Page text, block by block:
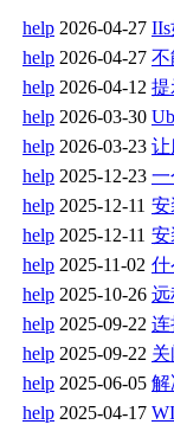
help 2026-04-27
help 2026-04-27 不
help 2026-04-12 提
help 2026-03-30
help 2026-03-23 让
help 2025-12-23 一
help 2025-12-11 安
help 2025-12-11 安
help 2025-11-02 什
help 2025-10-26 远
help 2025-09-22 连
help 2025-09-22
help 2025-06-05 解
help 2025-04-17